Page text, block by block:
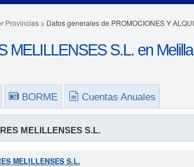
Provincias> Datos generales de PROMOCIONES Y
S.L. en Melilla
BORME Cuentas Anuales
MELILLENSES S.L.
MELILLENSES S.L.